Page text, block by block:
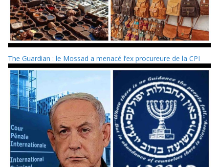
The Guardian : le Mossad a menacé l’ex procureure de la CPI